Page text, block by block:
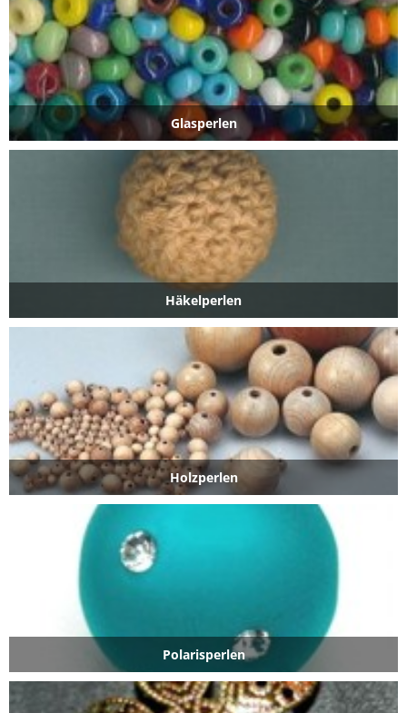
Häkelperlen
Glasperlen
Holzperlen
Polarisperlen